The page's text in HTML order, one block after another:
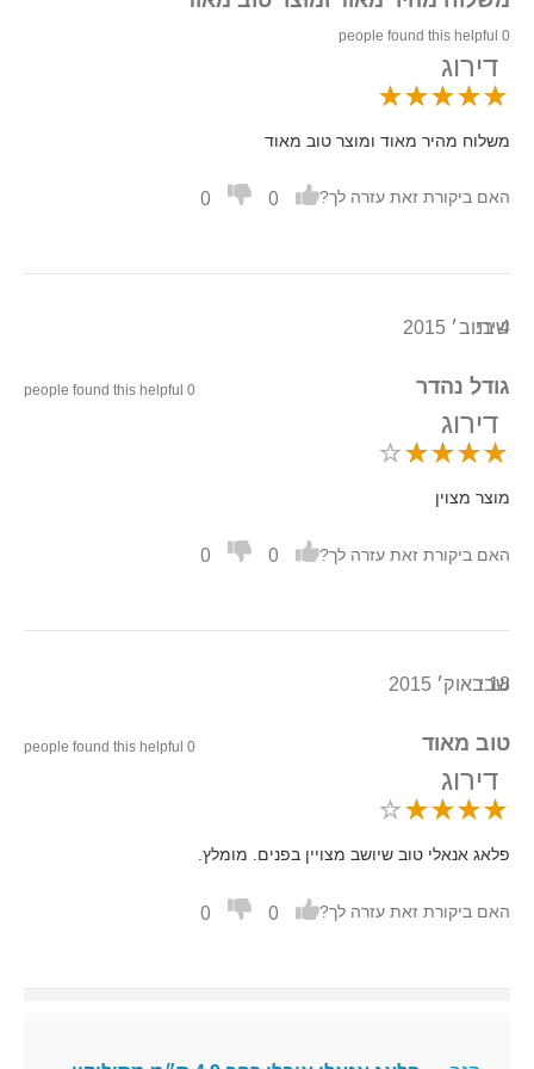
0 people found this helpful
דירוג
משלוח מהיר מאוד ומוצר טוב מאוד
האם ביקורת זאת עזרה לך? 0
0
שירי
4 בנוב׳ 2015
גודל נהדר 0 people found this helpful
דירוג
מוצר מצוין
האם ביקורת זאת עזרה לך? 0
0
שבי
18 באוק׳ 2015
טוב מאוד 0 people found this helpful
דירוג
פלאג אנאלי טוב שיושב מצויין בפנים. מומלץ.
האם ביקורת זאת עזרה לך? 0
0